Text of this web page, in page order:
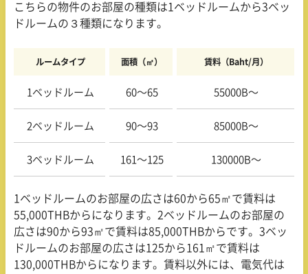
こちらの物件のお部屋の種類は1 ベッドルームから3ベッ
ドルームの３種類になります。
ルームタイプ 面積（㎡） 賃料（Baht/月）
1ベッドルーム 60〜65 55000B〜
2ベッドルーム 90〜93 85000B〜
3ベッドルーム 161〜125 130000B〜
1 ベッドルームのお部屋の広さは60から65㎡で賃料は
55,000THBからになります。 2ベッドルームのお部屋の
広さは90から93㎡で賃料は85,000THBからです。 3ベッ
ドルームのお部屋の広さは125から 161 ㎡で賃料は
130,000THBからになります。賃料以外には、電気代は